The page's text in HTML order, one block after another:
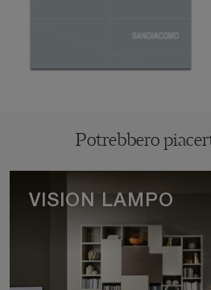
Potrebbero
VISION LAMPO